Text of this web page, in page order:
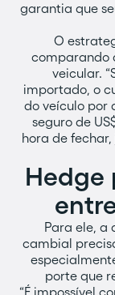
garantia que
O
comparando
veicular.
importado, o
do veículo por
seguro de
hora de
Hedge
Para ele, a
cambial
porte que
“É impossível